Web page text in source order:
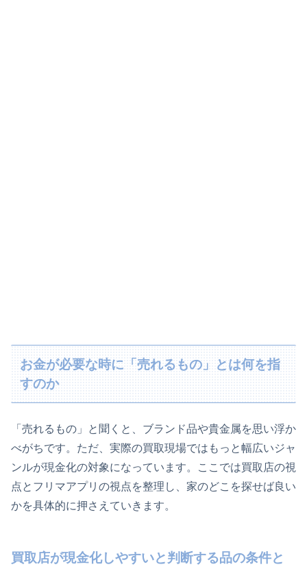
お金が必要な時に「売れるもの」とは何を指
すのか
「売れるもの」と聞くと、ブランド品や貴金属を思い浮か
べがちです。ただ、実際の買取現場ではもっと幅広いジャ
ンルが現金化の対象になっています。ここでは買取店の視
点とフリマアプリの視点を整理し、家のどこを探せば良い
かを具体的に押さえていきます。
買取店が現金化しやすいと判断する品の条件と